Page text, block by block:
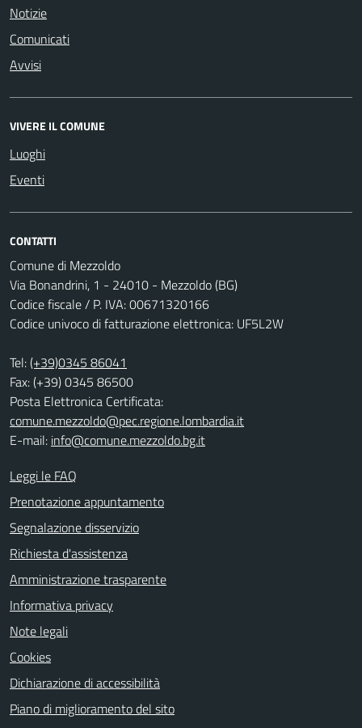
Notizie
Comunicati
Avvisi
VIVERE IL COMUNE
Luoghi
Eventi
CONTATTI
Comune di Mezzoldo
Via Bonandrini, 1 - 24010 - Mezzoldo (BG)
Codice fiscale / P. IVA: 00671320166
Codice univoco di fatturazione elettronica: UF5L2W
Tel:(+39)0345 86041
Fax: (+39) 0345 86500
Posta Elettronica Certificata:
comune.mezzoldo@pec.regione.lombardia.it
E-mail: info@comune.mezzoldo.bg.it
Leggi le FAQ
Prenotazione appuntamento
Segnalazione disservizio
Richiesta d'assistenza
Amministrazione trasparente
Informativa privacy
Note legali
Cookies
Dichiarazione di accessibilità
Piano di miglioramento del sito